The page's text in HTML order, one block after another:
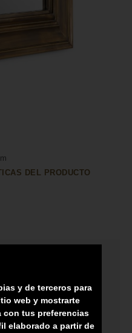
DEL PRODUCTO
y de terceros para
web y mostrarte
con tus preferencias
elaborado a partir de